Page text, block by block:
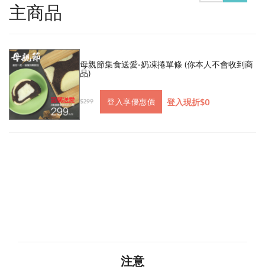
主商品
母親節集食送愛-奶凍捲單條 (你本人不會收到商
品)
$299 登入享優惠價 登入現折$0
注意